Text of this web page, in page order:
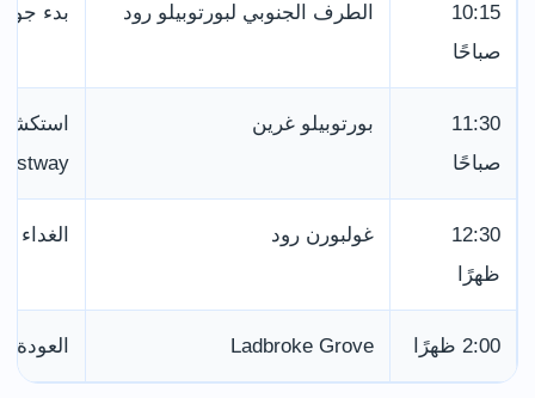
10:15
صباحًا
الطرف الجنوبي لبورتوبيلو رود بدء
11:30
صباحًا
بورتوبيلو غرين
12:30
ظهرًا
غولبورن رود الغداء
2:00 ظهرًا Ladbroke Grove العودة